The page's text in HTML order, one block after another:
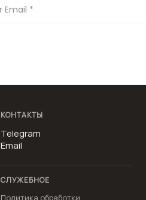
КОНТАКТЫ
Telegram
Email
СЛУЖЕБНОЕ
Политика обработки